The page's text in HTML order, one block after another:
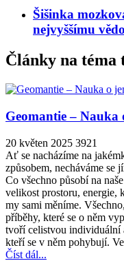
Šišinka
nejvyššímu
Články na téma
Geomantie – Nauka
20 květen 2025 3921
Ať se nacházíme na
způsobem, necháváme se
Co všechno působí na
velikost prostoru, energie,
my sami měníme.
příběhy, které se o něm
tvoří celistvou individuální
kteří se v něm pohybují.
Číst dál...